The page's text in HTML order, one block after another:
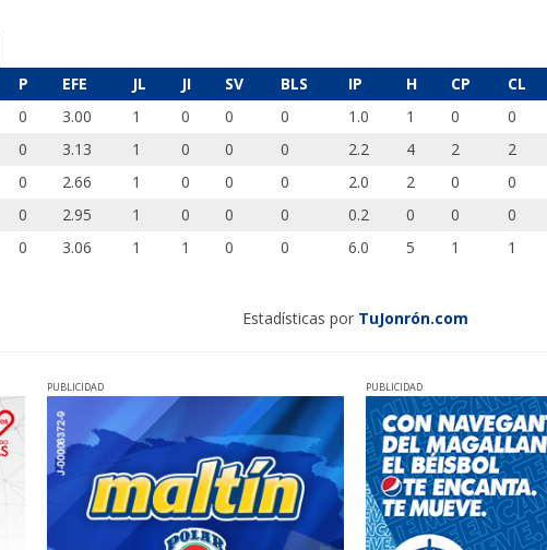
P EFE JL JI SV BLS IP H CP CL
0 3.00 1 0 0 0 1.0 1 0 0
0 3.13 1 0 0 0 2.2 4 2 2
0 2.66 1 0 0 0 2.0 2 0 0
0 2.95 1 0 0 0 0.2 0 0 0
0 3.06 1 1 0 0 6.0 5 1 1
Estadísticas por TuJonrón.com
PUBLICIDAD PUBLICIDAD